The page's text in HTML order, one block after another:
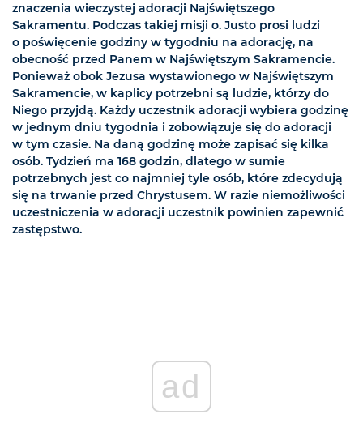
znaczenia wieczystej adoracji Najświętszego
Sakramentu. Podczas takiej misji o. Justo prosi ludzi
o poświęcenie godziny w tygodniu na adorację, na
obecność przed Panem w Najświętszym Sakramencie.
Ponieważ obok Jezusa wystawionego w Najświętszym
Sakramencie, w kaplicy potrzebni są ludzie, którzy do
Niego przyjdą. Każdy uczestnik adoracji wybiera godzinę
w jednym dniu tygodnia i zobowiązuje się do adoracji
w tym czasie. Na daną godzinę może zapisać się kilka
osób. Tydzień ma 168 godzin, dlatego w sumie
potrzebnych jest co najmniej tyle osób, które zdecydują
się na trwanie przed Chrystusem. W razie niemożliwości
uczestniczenia w adoracji uczestnik powinien zapewnić
zastępstwo.
ad